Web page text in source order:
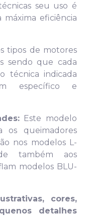
seu uso é
máxima eficiência
tipos de motores
sendo que cada
técnica indicada
específico e
Este modelo
queimadores
nos modelos L-
também aos
modelos BLU-
cores,
detalhes